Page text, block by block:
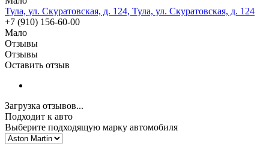
Тула, ул. Скуратовская, д. 124, Тула, ул. Скуратовская, д. 124
+7 (910) 156-60-00
Мало
Отзывы
Отзывы
Оставить отзыв
Загрузка отзывов...
Подходит к авто
Выберите подходящую марку автомобиля